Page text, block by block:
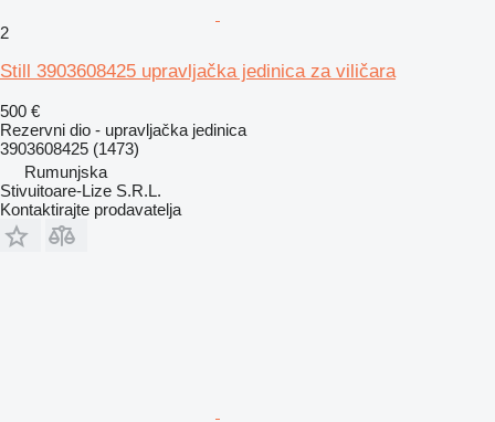
2
Still 3903608425 upravljačka jedinica za viličara
500 €
Rezervni dio - upravljačka jedinica
3903608425 (1473)
Rumunjska
Stivuitoare-Lize S.R.L.
Kontaktirajte prodavatelja